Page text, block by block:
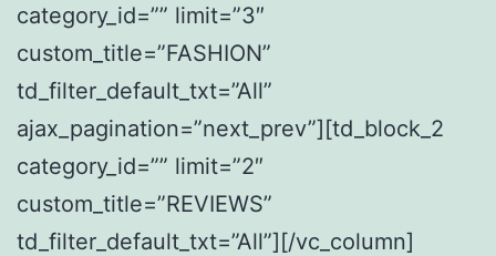
category_id=”” limit=”3″
custom_title=”FASHION”
td_filter_default_txt=”All”
ajax_pagination=”next_prev”][td_block_2
category_id=”” limit=”2″
custom_title=”REVIEWS”
td_filter_default_txt=”All”][/vc_column]